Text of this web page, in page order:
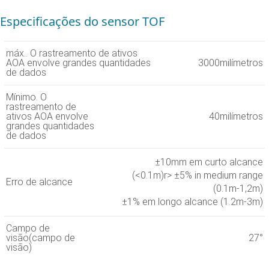
Especificações do sensor TOF
máx.. O rastreamento de ativos
AOA envolve grandes quantidades
de dados
3000milímetros
Mínimo. O
rastreamento de
ativos AOA envolve
grandes quantidades
de dados
40milímetros
Erro de alcance
±10mm em curto alcance
(<0.1m)r> ±5% in medium range
(0.1m-1,2m)
±1% em longo alcance (1.2m-3m)
Campo de
visão(campo de
visão)
27°